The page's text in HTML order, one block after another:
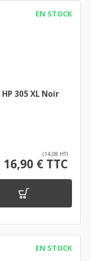
EN STOCK
305 XL Noir
(14,08 HT)
16,90 € TTC
EN STOCK